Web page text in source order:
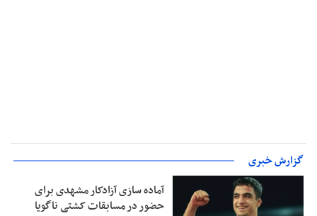
گزارش خبری
آماده‌ سازی آزادکار مشهدی برای
حضور در مسابقات کشتی ناگویا